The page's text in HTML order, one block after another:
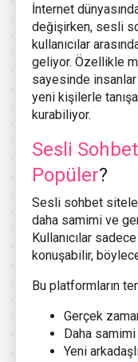
İnternet
değişirken, sesli
kullanıcılar
geliyor. Özellikle
sayesinde
yeni kişilerle
kurabiliyor.
Sesli
Popüler?
Sesli sohbet
daha samimi ve
Kullanıcılar
konuşabilir,
Bu platformların
Gerçek
Daha
Yeni